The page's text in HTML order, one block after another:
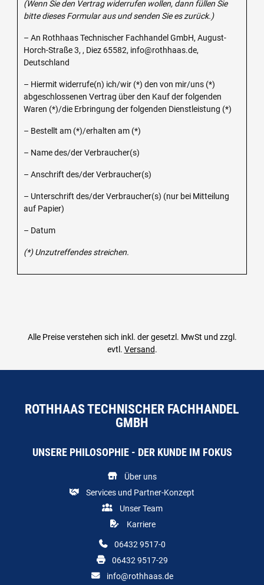
(Wenn Sie den Vertrag widerrufen wollen, dann füllen Sie
bitte dieses Formular aus und senden Sie es zurück.)
– An Rothhaas Technischer Fachhandel GmbH, August-
Horch-Straße 3, , Diez 65582, info@rothhaas.de,
Deutschland
– Hiermit widerrufe(n) ich/wir (*) den von mir/uns (*)
abgeschlossenen Vertrag über den Kauf der folgenden
Waren (*)/die Erbringung der folgenden Dienstleistung (*)
– Bestellt am (*)/erhalten am (*)
– Name des/der Verbraucher(s)
– Anschrift des/der Verbraucher(s)
– Unterschrift des/der Verbraucher(s) (nur bei Mitteilung
auf Papier)
– Datum
(*) Unzutreffendes streichen.
Alle Preise verstehen sich inkl. der gesetzl. MwSt und zzgl.
evtl. Versand.
ROTHHAAS TECHNISCHER FACHHANDEL
GMBH
UNSERE PHILOSOPHIE - DER KUNDE IM FOKUS
Über uns
Services und Partner-Konzept
Unser Team
Karriere
06432 9517-0
06432 9517-29
info@rothhaas.de